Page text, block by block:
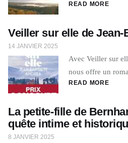
READ MORE
Veiller sur elle de
14 JANVIER 2025
Avec Veiller sur
nous offre un
READ MORE
La petite-fille de
quête intime et
8 JANVIER 2025